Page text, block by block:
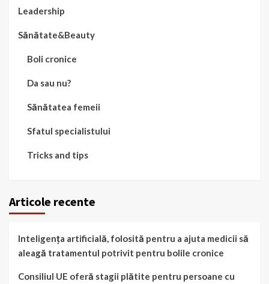
Leadership
Sănătate&Beauty
Boli cronice
Da sau nu?
Sănătatea femeii
Sfatul specialistului
Tricks and tips
Articole recente
Inteligența artificială, folosită pentru a ajuta medicii să
aleagă tratamentul potrivit pentru bolile cronice
Consiliul UE oferă stagii plătite pentru persoane cu